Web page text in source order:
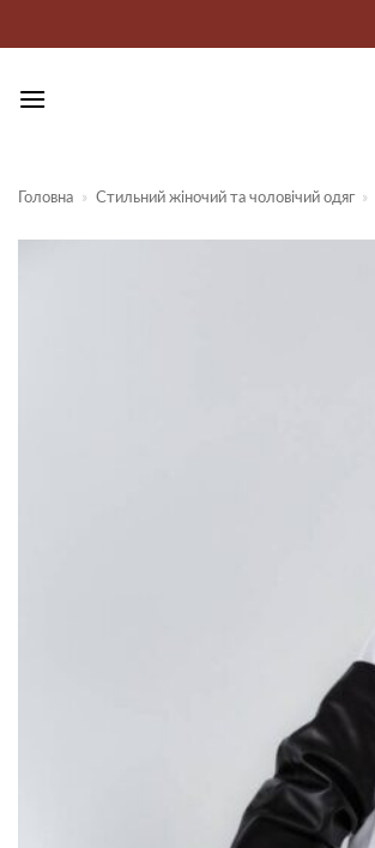
Головна » Стильний жіночий та чоловічий одяг »